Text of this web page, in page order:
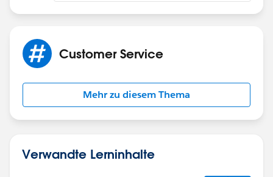
Courtesy:
Customer Service
Mehr zu diesem Thema
Verwandte Lerninhalte